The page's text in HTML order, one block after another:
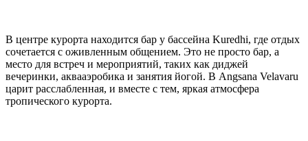
В центре курорта находится бар у бассейна Kuredhi, где отдых
сочетается с оживленным общением. Это не просто бар, а
место для встреч и мероприятий, таких как диджей
вечеринки, аквааэробика и занятия йогой. В Angsana Velavaru
царит расслабленная, и вместе с тем, яркая атмосфера
тропического курорта.